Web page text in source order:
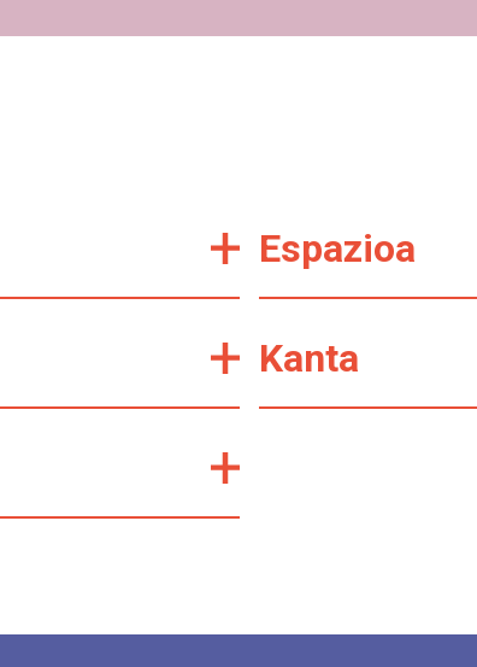
Espazioa
Kanta